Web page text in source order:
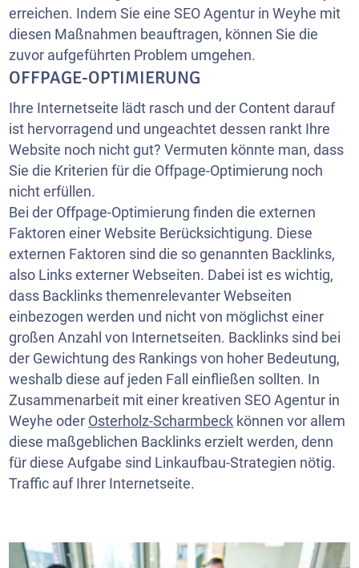
erreichen. Indem Sie eine SEO Agentur in Weyhe mit
diesen Maßnahmen beauftragen, können Sie die
zuvor aufgeführten Problem umgehen.
OFFPAGE-OPTIMIERUNG
Ihre Internetseite lädt rasch und der Content darauf
ist hervorragend und ungeachtet dessen rankt Ihre
Website noch nicht gut? Vermuten könnte man, dass
Sie die Kriterien für die Offpage-Optimierung noch
nicht erfüllen.
Bei der Offpage-Optimierung finden die externen
Faktoren einer Website Berücksichtigung. Diese
externen Faktoren sind die so genannten Backlinks,
also Links externerWebseiten. Dabei ist es wichtig,
dass Backlinks themenrelevanter Webseiten
einbezogen werden und nicht von möglichst einer
großen Anzahl von Internetseiten. Backlinks sind bei
der Gewichtung des Rankings von hoher Bedeutung,
weshalb diese auf jeden Fall einfließen sollten. In
Zusammenarbeit mit einer kreativen SEO Agentur in
Weyhe oder Osterholz-Scharmbeck können vor allem
diese maßgeblichen Backlinks erzielt werden, denn
für diese Aufgabe sind Linkaufbau-Strategien nötig.
Traffic auf Ihrer Internetseite.